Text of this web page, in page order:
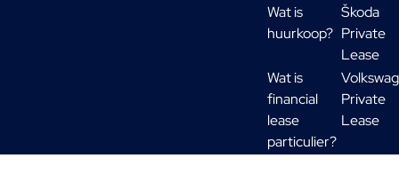
Wat is
huurkoop?
Wat is
financial
lease
particulier?
Škoda
Private
Lease
Private
Lease